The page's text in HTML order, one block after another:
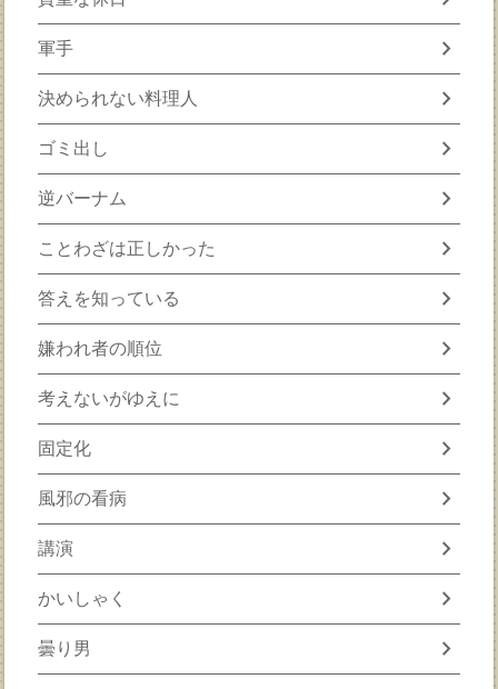
軍手 chevron_right
決められない料理人 chevron_right
ゴミ出し chevron_right
逆バーナム chevron_right
ことわざは正しかった chevron_right
答えを知っている chevron_right
嫌われ者の順位 chevron_right
考えないがゆえに chevron_right
固定化 chevron_right
風邪の看病 chevron_right
講演 chevron_right
かいしゃく chevron_right
曇り男 chevron_right